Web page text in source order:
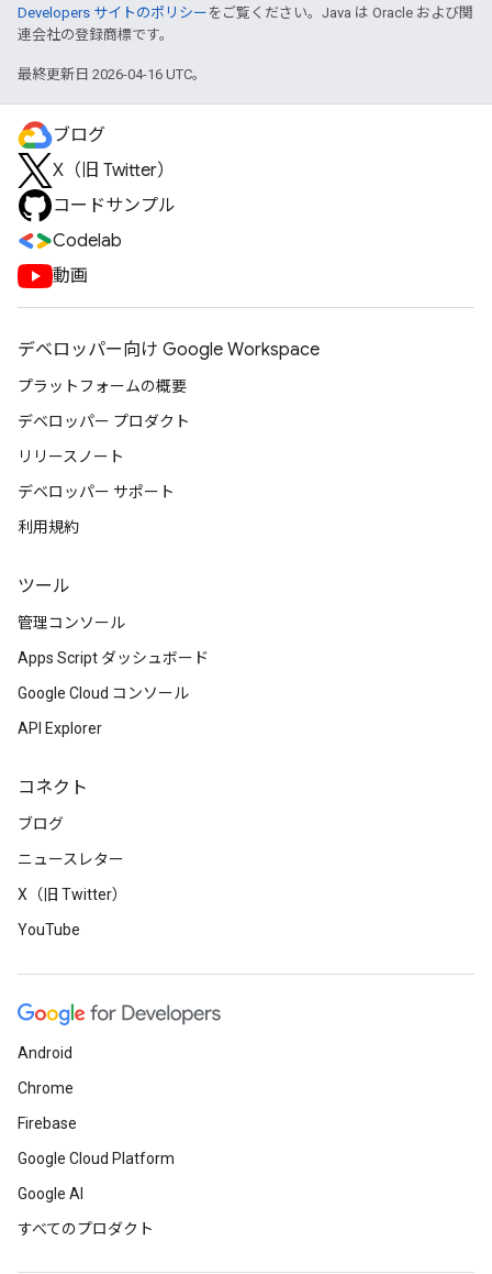
Developers サイトのポリシー をご覧ください。Java は Oracle および関
連会社の登録商標です。
最終更新日 2026-04-16 UTC。
ブログ
X（旧 Twitter）
コードサンプル
Codelab
動画
デベロッパー向け Google Workspace
プラットフォームの概要
デベロッパー プロダクト
リリースノート
デベロッパー サポート
利用規約
ツール
管理コンソール
Apps Script ダッシュボード
Google Cloud コンソール
API Explorer
コネクト
ブログ
ニュースレター
X（旧 Twitter）
YouTube
Android
Chrome
Firebase
Google Cloud Platform
Google AI
すべてのプロダクト